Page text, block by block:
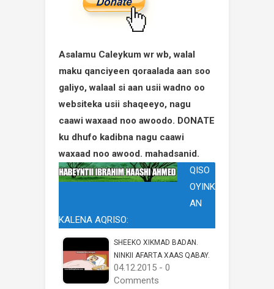
Asalamu Caleykum wr wb, walal
maku qanciyeen qoraalada aan soo
galiyo, walaal si aan usii wadno oo
websiteka usii shaqeeyo, nagu
caawi waxaad noo awoodo. DONATE
ku dhufo kadibna nagu caawi
waxaad noo awood. mahadsanid.
QISO
OYINK
AN
KALENA AQRISO:
SHEEKO XIKMAD BADAN.
NINKII AFARTA XAAS QABAY.
04.12.2015 - 0
Comments